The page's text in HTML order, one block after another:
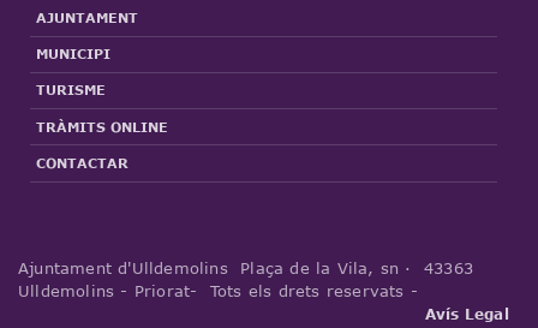
AJUNTAMENT
MUNICIPI
TURISME
TRÀMITS ONLINE
CONTACTAR
Ajuntament d'Ulldemolins Plaça de la Vila, sn · 43363
Ulldemolins - Priorat- Tots els drets reservats -
Avís Legal